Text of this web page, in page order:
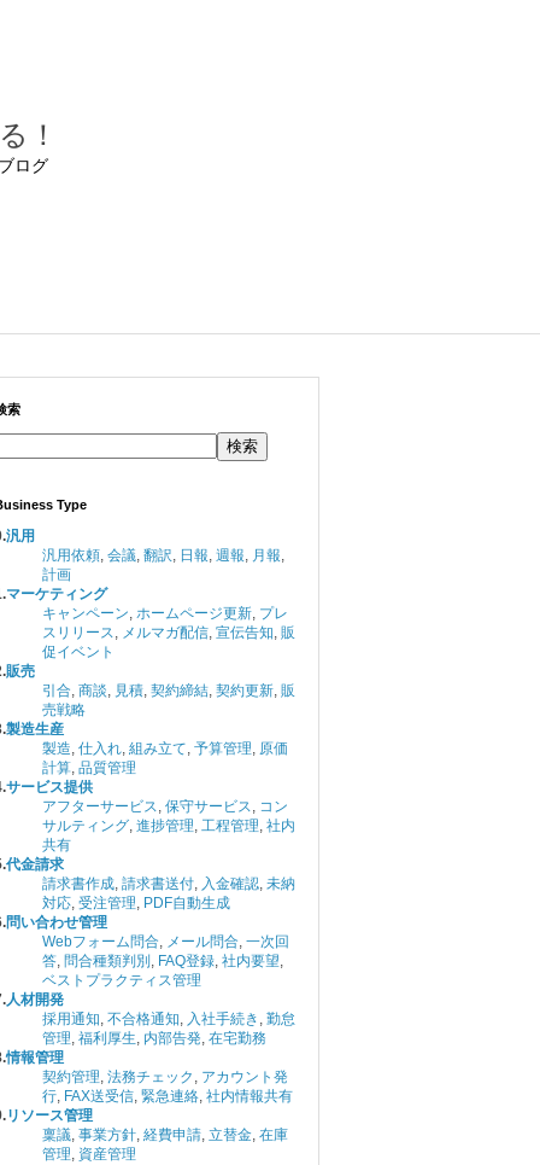
！
ログ
索
検索
Type
汎用
汎用依頼, 会議, 翻訳, 日報, 週報, 月報,
計画
マーケティング
キャンペーン, ホームページ更新, プレ
スリリース, メルマガ配信, 宣伝告知, 販
促イベント
販売
引合, 商談, 見積, 契約締結, 契約更新, 販
売戦略
製造生産
製造, 仕入れ, 組み立て, 予算管理, 原価
計算, 品質管理
サービス提供
アフターサービス, 保守サービス, コン
サルティング, 進捗管理, 工程管理, 社内
共有
代金請求
請求書作成, 請求書送付, 入金確認, 未納
対応, 受注管理, PDF自動生成
問い合わせ管理
Webフォーム問合, メール問合, 一次回
答, 問合種類判別 , FAQ登録, 社内要望,
ベストプラクティス管理
人材開発
採用通知, 不合格通知, 入社手続き , 勤怠
管理, 福利厚生, 内部告発, 在宅勤務
情報管理
契約管理, 法務チェック , アカウント発
行, FAX送受信, 緊急連絡, 社内情報共有
リソース管理
稟議, 事業方針, 経費申請, 立替金, 在庫
管理, 資産管理